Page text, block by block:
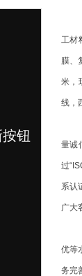
2
工材
膜、
米，
线，
量诚
过
系认
广大
优等
务完